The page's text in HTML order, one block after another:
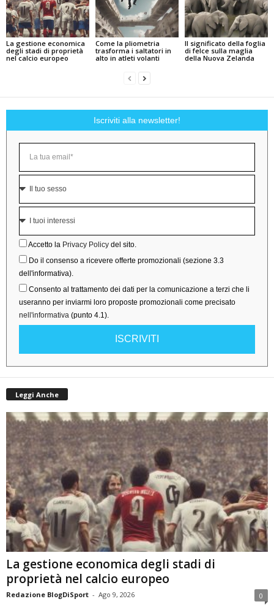
La gestione economica
degli stadi di proprietà
nel calcio europeo
Come la pliometria
trasforma i saltatori in
alto in atleti volanti
Il significato della foglia
di felce sulla maglia
della Nuova Zelanda
Iscriviti alla newsletter!
Accetto la Privacy Policy del sito.
Do il consenso a ricevere offerte promozionali (sezione 3.3
dell'informativa).
Consento al trattamento dei dati per la comunicazione a terzi che li
useranno per inviarmi loro proposte promozionali come precisato
nell'informativa (punto 4.1).
ISCRIVITI
Leggi Anche
La gestione economica degli stadi di
proprietà nel calcio europeo
Redazione BlogDiSport - Ago 9, 2026 0